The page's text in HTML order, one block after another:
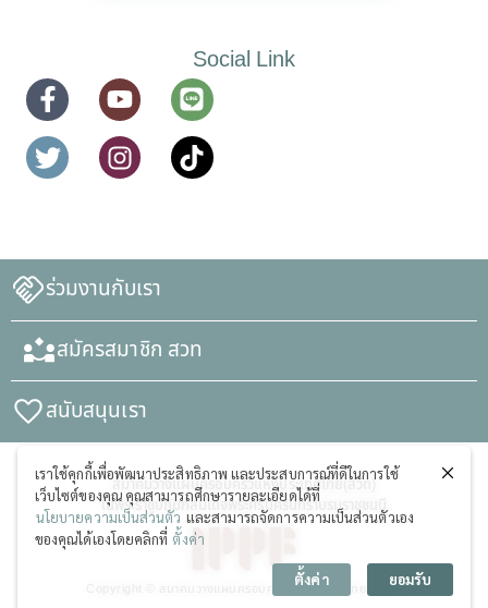
Social Link
ร่วมงานกับเรา
สมัครสมาชิก สวท
สนับสนุนเรา
สมาคมวางแผนครอบครัวแห่งประเทศไทย(สวท)
ในพระราชูปถัมภ์สมเด็จพระศรีนครินทราบรมราชชนนี
Copyright © สมาคมวางแผนครอบครัวแห่งประเทศไทย (สวท)
เราใช้คุกกี้เพื่อพัฒนาประสิทธิภาพ และประสบการณ์ที่ดีในการใช้
เว็บไซต์ของคุณ คุณสามารถศึกษารายละเอียดได้ที่
นโยบายความเป็นส่วนตัว และสามารถจัดการความเป็นส่วนตัวเอง
ของคุณได้เองโดยคลิกที่ ตั้งค่า
ตั้งค่า ยอมรับ